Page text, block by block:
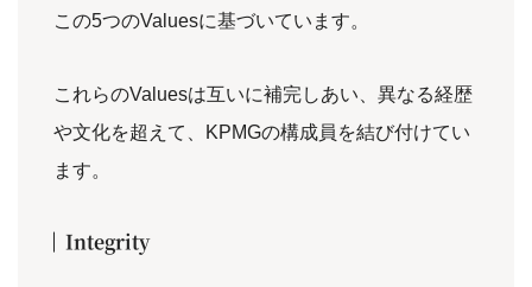
この5つのValuesに基づいています。
これらのValuesは互いに補完しあい、異なる経歴
や文化を超えて、KPMGの構成員を結び付けてい
ます。
Integrity